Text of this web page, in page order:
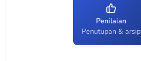
Penilaian
Penutupan & arsip